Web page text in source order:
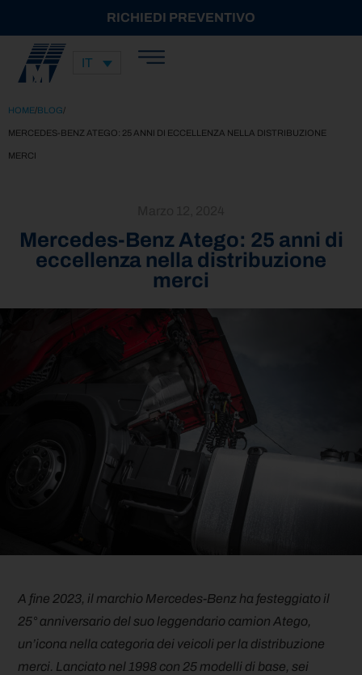
RICHIEDI PREVENTIVO
IT
HOME/BLOG/
MERCEDES-BENZ ATEGO: 25 ANNI DI ECCELLENZA NELLA DISTRIBUZIONE
MERCI
Mercedes-Benz Atego: 25 anni di
eccellenza nella distribuzione
merci
A fine 2023, il marchio Mercedes-Benz ha festeggiato il
25° anniversario del suo leggendario camion Atego,
un’icona nella categoria dei veicoli per la distribuzione
merci. Lanciato nel 1998 con 25 modelli di base, sei